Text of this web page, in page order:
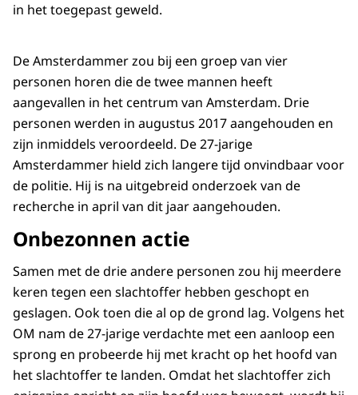
in het toegepast geweld.
De Amsterdammer zou bij een groep van vier
personen horen die de twee mannen heeft
aangevallen in het centrum van Amsterdam. Drie
personen werden in augustus 2017 aangehouden en
zijn inmiddels veroordeeld. De 27-jarige
Amsterdammer hield zich langere tijd onvindbaar voor
de politie. Hij is na uitgebreid onderzoek van de
recherche in april van dit jaar aangehouden.
Onbezonnen actie
Samen met de drie andere personen zou hij meerdere
keren tegen een slachtoffer hebben geschopt en
geslagen. Ook toen die al op de grond lag. Volgens het
OM nam de 27-jarige verdachte met een aanloop een
sprong en probeerde hij met kracht op het hoofd van
het slachtoffer te landen. Omdat het slachtoffer zich